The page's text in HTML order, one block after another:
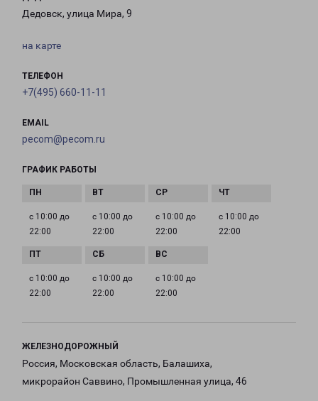
Дедовск, улица Мира, 9
на карте
ТЕЛЕФОН
+7(495) 660-11-11
EMAIL
pecom@pecom.ru
ГРАФИК РАБОТЫ
с 10:00 до
22:00
с 10:00 до
22:00
с 10:00 до
22:00
с 10:00 до
22:00
с 10:00 до
22:00
с 10:00 до
22:00
с 10:00 до
22:00
ЖЕЛЕЗНОДОРОЖНЫЙ
Россия, Московская область, Балашиха,
микрорайон Саввино, Промышленная улица, 46